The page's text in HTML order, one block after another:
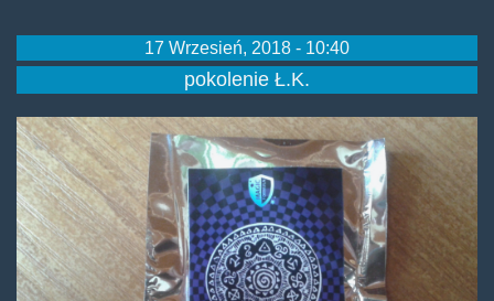
17 Wrzesień, 2018 - 10:40
pokolenie Ł.K.
dopamulet.jpg